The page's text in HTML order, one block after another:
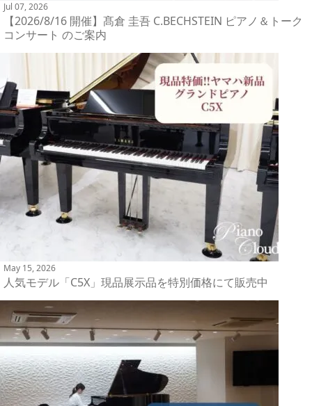
Jul 07, 2026
【2026/8/16 開催】髙倉 圭吾 C.BECHSTEIN ピアノ＆トーク
コンサート のご案内
May 15, 2026
人気モデル「C5X」現品展示品を特別価格にて販売中